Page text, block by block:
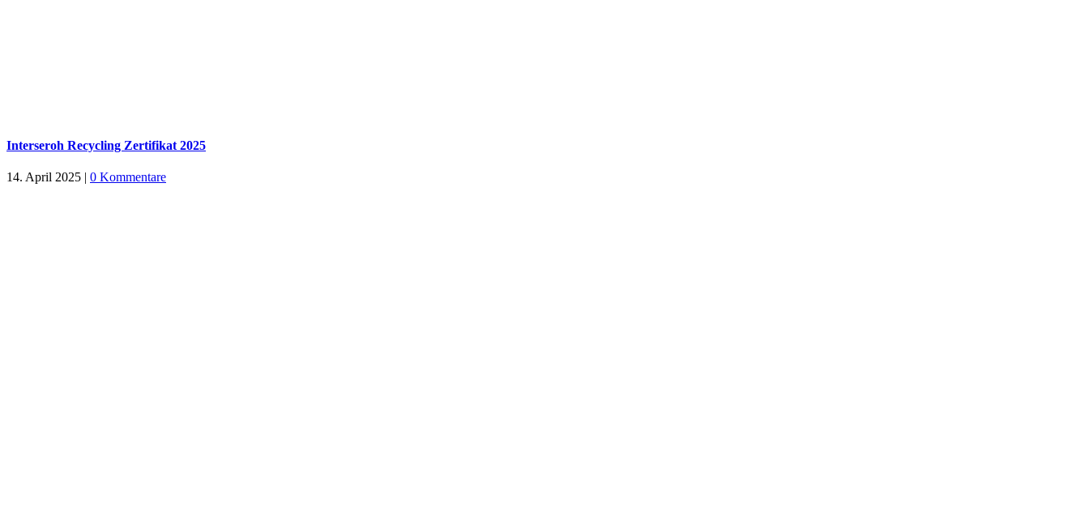
Interseroh Recycling Zertifikat 2025
14. April 2025 | 0 Kommentare